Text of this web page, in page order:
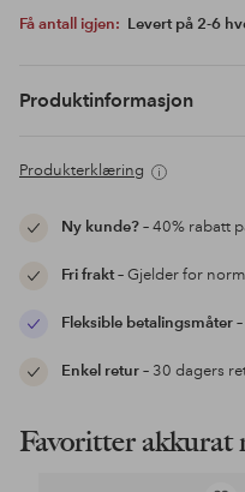
Få antall igjen: Levert på 2-6
Produktinformasjon
Produkterklæring
Ny kunde?– 40% rabatt
Fri frakt– Gjelder for
Fleksible betalingsmåter
Enkel retur– 30 dagers
Favoritter akkurat